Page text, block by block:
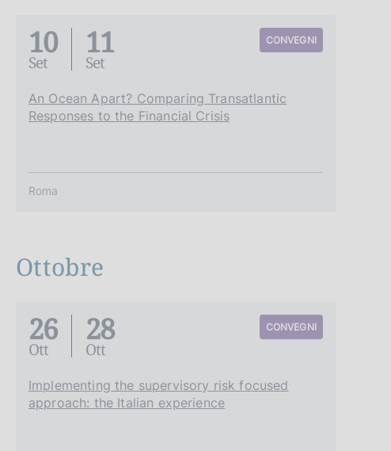
10
Set
11
Set
CONVEGNI
An Ocean Apart? Comparing Transatlantic
Responses to the Financial Crisis
Roma
Ottobre
26
Ott
28
Ott
CONVEGNI
Implementing the supervisory risk focused
approach: the Italian experience